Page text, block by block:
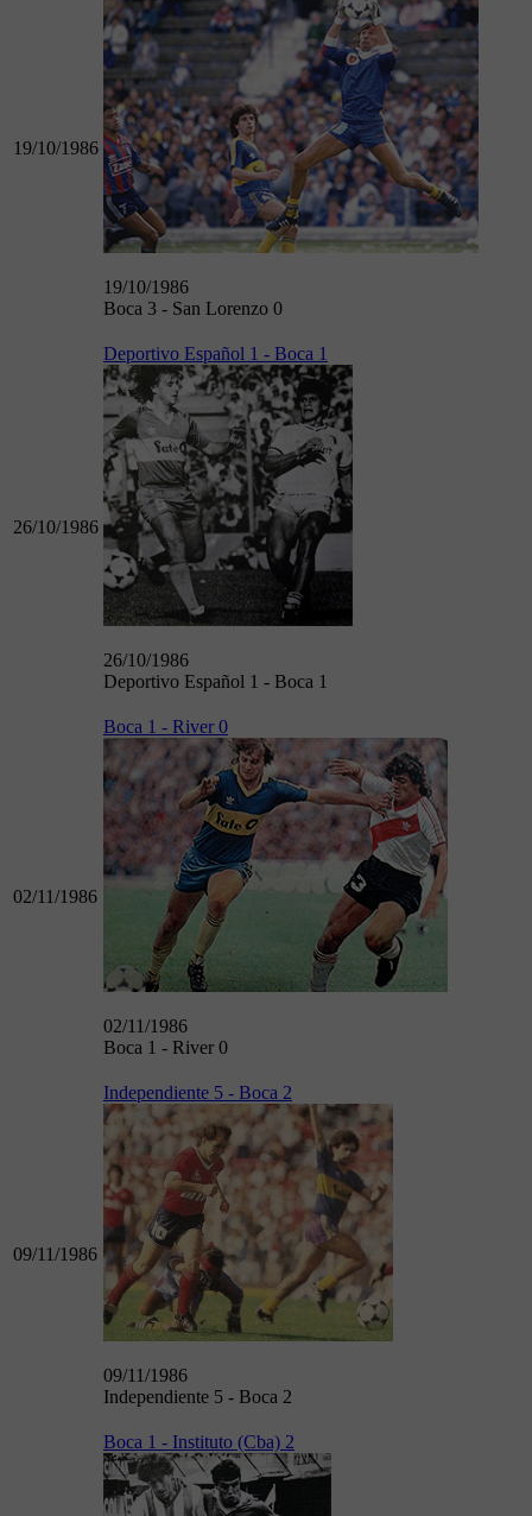
19/10/1986
19/10/1986
Boca 3 - San Lorenzo 0
26/10/1986
Deportivo Español 1 - Boca 1
26/10/1986
Deportivo Español 1 - Boca 1
02/11/1986
Boca 1 - River 0
02/11/1986
Boca 1 - River 0
09/11/1986
Independiente 5 - Boca 2
09/11/1986
Independiente 5 - Boca 2
Boca 1 - Instituto (Cba) 2